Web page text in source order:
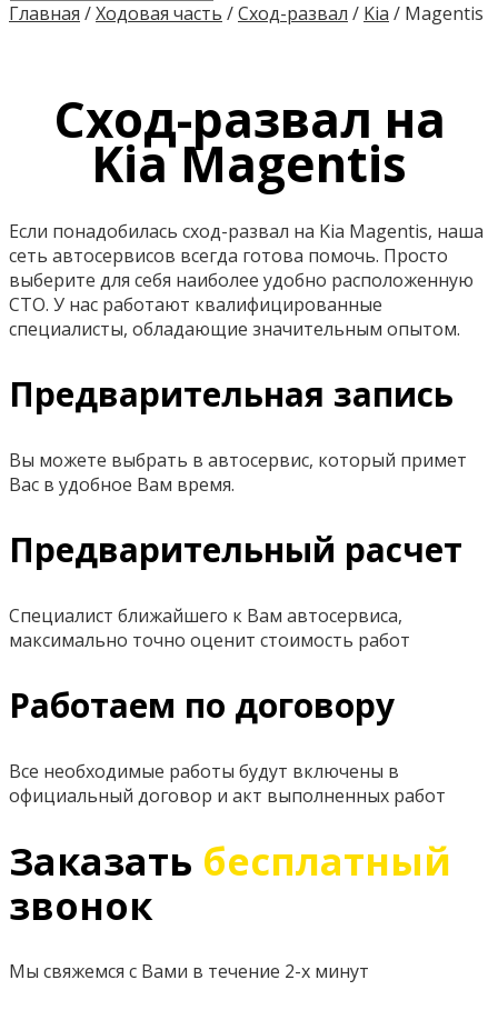
Главная /Ходовая часть /Сход-развал / Kia / Magentis
Сход-развал на
Kia Magentis
Если понадобилась сход-развал на Kia Magentis, наша
сеть автосервисов всегда готова помочь. Просто
выберите для себя наиболее удобно расположенную
СТО. У нас работают квалифицированные
специалисты, обладающие значительным опытом.
Предварительная запись
Вы можете выбрать в автосервис, который примет
Вас в удобное Вам время.
Предварительный расчет
Специалист ближайшего к Вам автосервиса,
максимально точно оценит стоимость работ
Работаем по договору
Все необходимые работы будут включены в
официальный договор и акт выполненных работ
Заказать бесплатный
звонок
Мы свяжемся с Вами в течение 2-х минут